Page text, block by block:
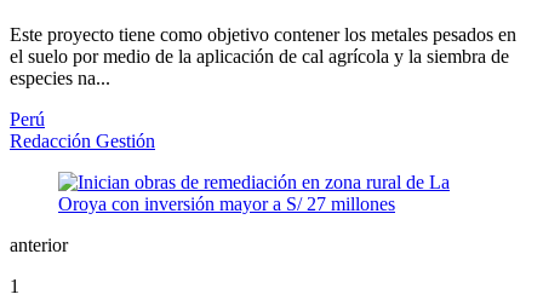
Este proyecto tiene como objetivo contener los metales pesados en
el suelo por medio de la aplicación de cal agrícola y la siembra de
especies na...
Perú
Redacción Gestión
anterior
1